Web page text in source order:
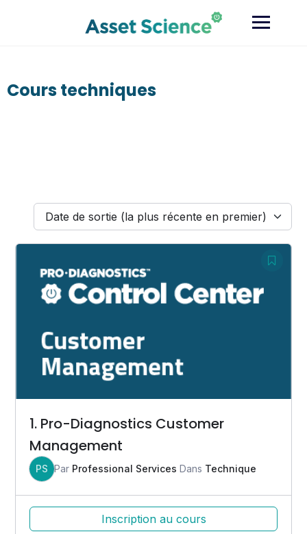
Cours techniques
Date de sortie (la plus récente en premier)
1. Pro-Diagnostics Customer
Management
PS Par Professional Services Dans Technique
Inscription au cours